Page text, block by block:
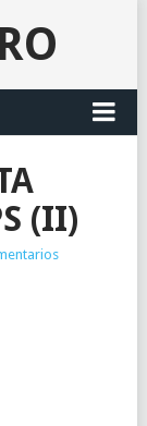
(II)